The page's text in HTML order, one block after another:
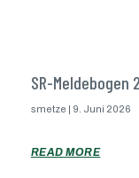
SR-Meldebogen
smetze 9. Juni 2026
READ MORE